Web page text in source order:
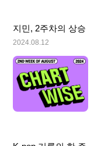
지민, 2주차의 상승
2024.08.12